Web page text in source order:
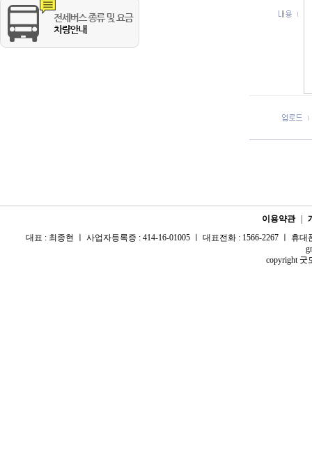
이용약관
대표 : 최종현 ㅣ 사업자등록증 : 414-16-01005 ㅣ 대표전화 : 1566-2267 ㅣ 휴
copyright 굿